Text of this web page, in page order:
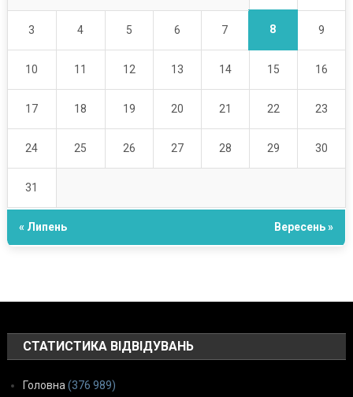
3 4 5 6 7 8 9
10 11 12 13 14 15 16
17 18 19 20 21 22 23
24 25 26 27 28 29 30
31
« Липень Вересень »
СТАТИСТИКА ВІДВІДУВАНЬ
Головна (376 989)